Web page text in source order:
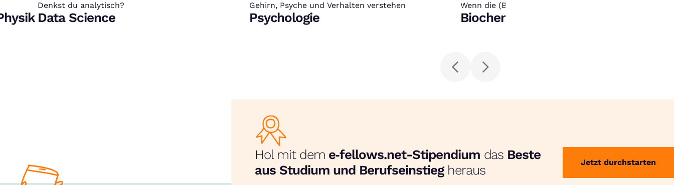
Denkst du analytisch?
:
Data Science
Gehirn, Psyche und Verhalten verstehen
:
Psychologie
Wenn die (Bio-)Chemie stimmt
:
Biochemie
Hol mit dem e‑fellows.net-Stipendium das Beste
aus Studium und Berufseinstieg heraus
Jetzt durchstarten